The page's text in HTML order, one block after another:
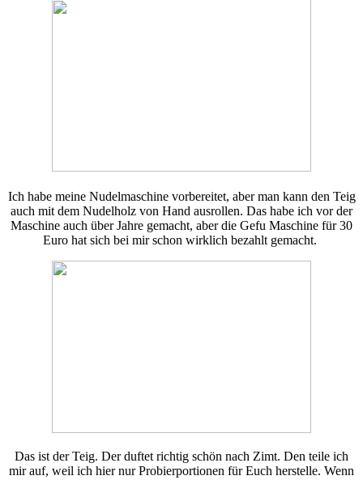
Ich habe meine Nudelmaschine vorbereitet, aber man kann den Teig
auch mit dem Nudelholz von Hand ausrollen. Das habe ich vor der
Maschine auch über Jahre gemacht, aber die Gefu Maschine für 30
Euro hat sich bei mir schon wirklich bezahlt gemacht.
Das ist der Teig. Der duftet richtig schön nach Zimt. Den teile ich
mir auf, weil ich hier nur Probierportionen für Euch herstelle. Wenn